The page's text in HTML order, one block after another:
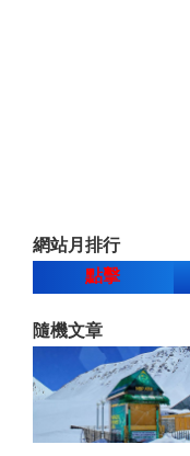
網站月排行
點擊
隨機文章